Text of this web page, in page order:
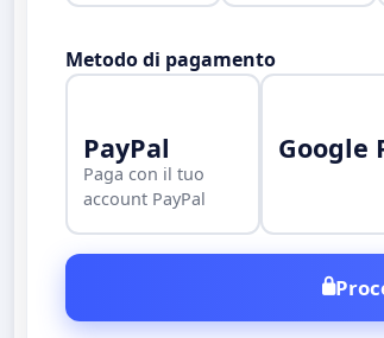
Metodo di pagamento
PayPal
Paga con il tuo
account PayPal
Google